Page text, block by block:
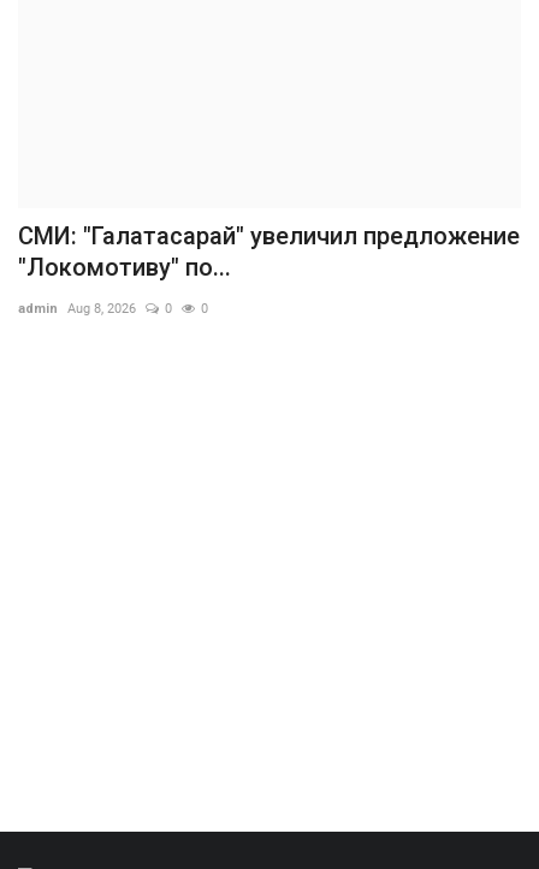
СМИ: "Галатасарай" увеличил предложение
"Локомотиву" по...
admin Aug 8, 2026 0 0